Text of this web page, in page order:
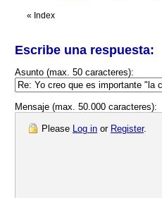
« Index
Escribe una respuesta:
Asunto (max. 50 caracteres):
Mensaje (max. 50.000 caracteres):
Please Log in or Register.